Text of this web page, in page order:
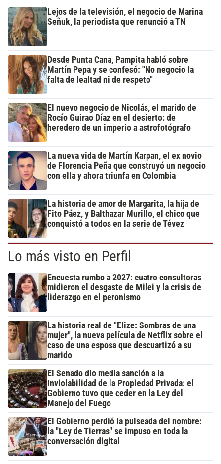
Lejos de la televisión, el negocio de Marina
Señuk, la periodista que renunció a TN
Desde Punta Cana, Pampita habló sobre
Martín Pepa y se confesó: "No negocio la
falta de lealtad ni de respeto"
El nuevo negocio de Nicolás, el marido de
Rocío Guirao Díaz en el desierto: de
heredero de un imperio a astrofotógrafo
La nueva vida de Martín Karpan, el ex novio
de Florencia Peña que construyó un negocio
con ella y ahora triunfa en Colombia
La historia de amor de Margarita, la hija de
Fito Páez, y Balthazar Murillo, el chico que
conquistó a todos en la serie de Tévez
Lo más visto en Perfil
Encuesta rumbo a 2027: cuatro consultoras
midieron el desgaste de Milei y la crisis de
liderazgo en el peronismo
La historia real de "Elize: Sombras de una
mujer", la nueva película de Netflix sobre el
caso de una esposa que descuartizó a su
marido
El Senado dio media sanción a la
Inviolabilidad de la Propiedad Privada: el
Gobierno tuvo que ceder en la Ley del
Manejo del Fuego
El Gobierno perdió la pulseada del nombre:
la "Ley de Tierras" se impuso en toda la
conversación digital